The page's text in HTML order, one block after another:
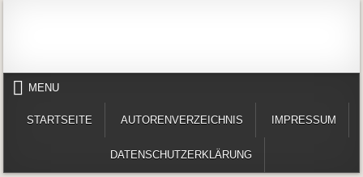
MENU
STARTSEITE AUTORENVERZEICHNIS IMPRESSUM
DATENSCHUTZERKLÄRUNG